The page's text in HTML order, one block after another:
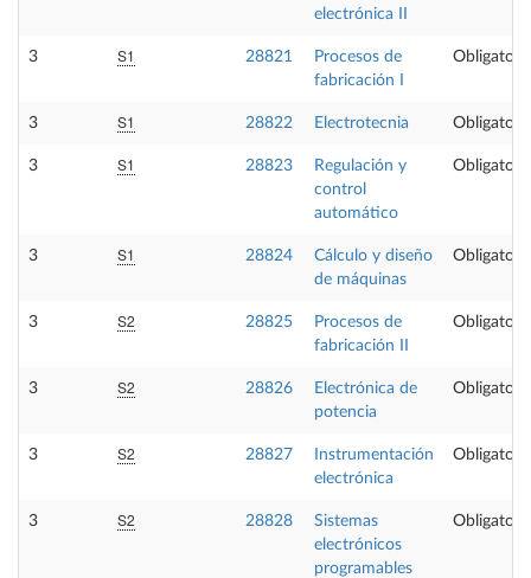
electrónica II
3 S1 28821
Procesos de
fabricación I
Obligatoria
3 S1 28822 Electrotecnia Obligatoria
3 S1 28823
Regulación y
control
automático
Obligatoria
3 S1 28824
Cálculo y diseño
de máquinas
Obligatoria
3 S2 28825
Procesos de
fabricación II
Obligatoria
3 S2 28826
Electrónica de
potencia
Obligatoria
3 S2 28827
Instrumentación
electrónica
Obligatoria
3 S2 28828
Sistemas
electrónicos
programables
Obligatoria